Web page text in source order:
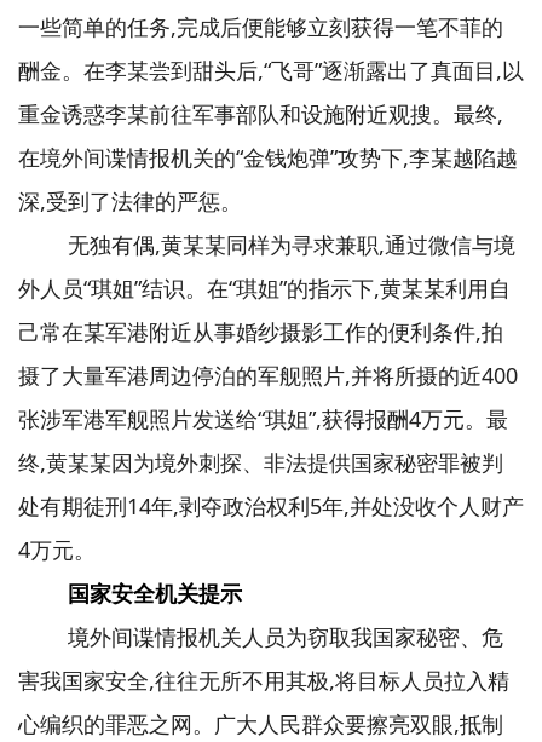
一些简单的任务,完成后便能够立刻获得一笔不菲的
酬金。在李某尝到甜头后,“飞哥”逐渐露出了真面目,以
重金诱惑李某前往军事部队和设施附近观搜。最终,
在境外间谍情报机关的“金钱炮弹”攻势下,李某越陷越
深,受到了法律的严惩。
无独有偶,黄某某同样为寻求兼职,通过微信与境
外人员“琪姐”结识。在“琪姐”的指示下,黄某某利用自
己常在某军港附近从事婚纱摄影工作的便利条件,拍
摄了大量军港周边停泊的军舰照片,并将所摄的近400
张涉军港军舰照片发送给“琪姐”,获得报酬4万元。最
终,黄某某因为境外刺探、非法提供国家秘密罪被判
处有期徒刑14年,剥夺政治权利5年,并处没收个人财产
4万元。
国家安全机关提示
境外间谍情报机关人员为窃取我国家秘密、危
害我国家安全,往往无所不用其极,将目标人员拉入精
心编织的罪恶之网。广大人民群众要擦亮双眼,抵制